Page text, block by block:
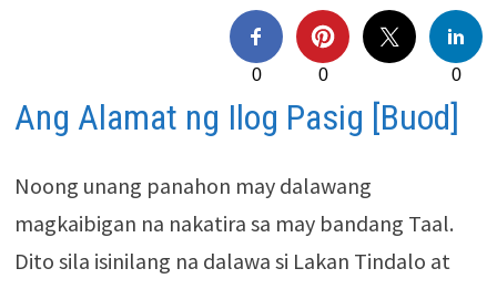
0 0 0
Ang Alamat ng Ilog Pasig [Buod]
Noong unang panahon may dalawang
magkaibigan na nakatira sa may bandang Taal.
Dito sila isinilang na dalawa si Lakan Tindalo at